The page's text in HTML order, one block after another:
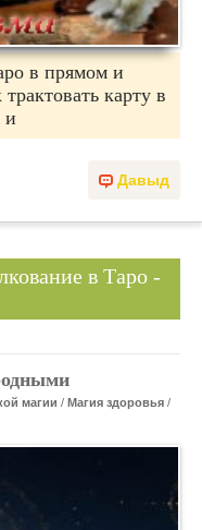
в прямом и
карту в
и
Давыд
в Таро -
магии / Магия здоровья /